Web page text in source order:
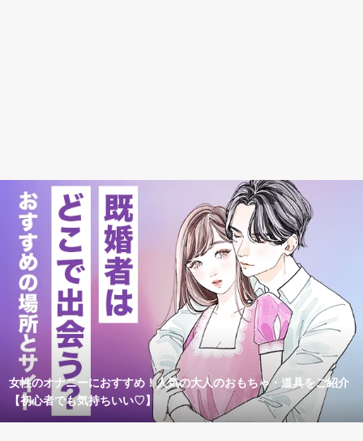
女性のオナニーにおすすめ！人気の大人のおもちゃ・道具をご紹介
【初心者でも気持ちいい♡】